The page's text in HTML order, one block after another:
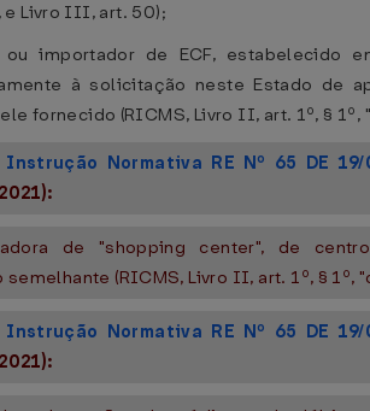
e Livro III, art. 50);
importador de ECF, estabelecido
à solicitação neste Estado de
fornecido (RICMS, Livro II, art. 1º, § 1º,
Instrução Normativa RE Nº 65 DE 19/
de "shopping center", de
(RICMS, Livro II, art. 1º, § 1º,
Instrução Normativa RE Nº 65 DE 19/